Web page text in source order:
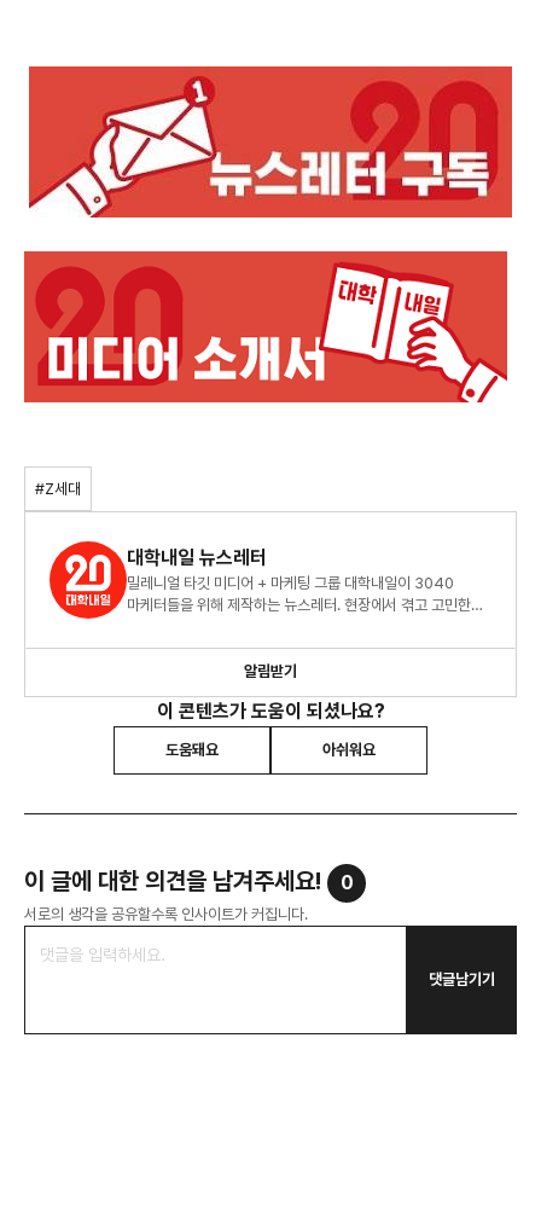
#Z세대
대학내일 뉴스레터
밀레니얼 타깃 미디어 + 마케팅 그룹 대학내일이 3040
마케터들을 위해 제작하는 뉴스레터. 현장에서 겪고 고민한
알림받기
이 콘텐츠가 도움이 되셨나요?
도움돼요 아쉬워요
이 글에 대한 의견을 남겨주세요! 0
서로의 생각을 공유할수록 인사이트가 커집니다.
댓글남기기